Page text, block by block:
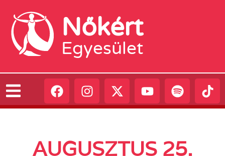
Nőkért
Egyesület
AUGUSZTUS 25.